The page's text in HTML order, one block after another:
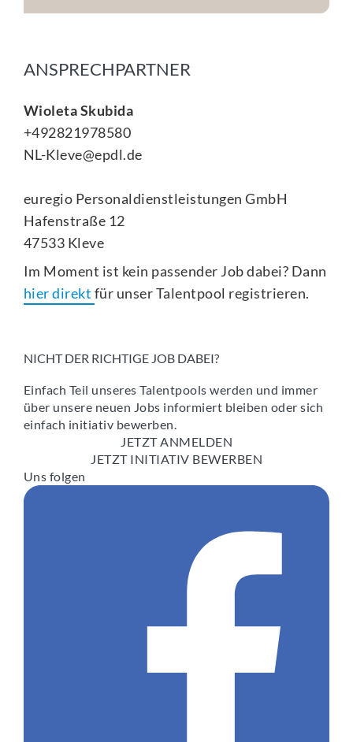
ANSPRECHPARTNER
Wioleta Skubida
+492821978580
NL-Kleve@epdl.de
euregio Personaldienstleistungen GmbH
Hafenstraße 12
47533 Kleve
Im Moment ist kein passender Job dabei? Dann
hier direkt für unser Talentpool registrieren.
NICHT DER RICHTIGE JOB DABEI?
Einfach Teil unseres Talentpools werden und immer
über unsere neuen Jobs informiert bleiben oder sich
einfach initiativ bewerben.
JETZT ANMELDEN
JETZT INITIATIV BEWERBEN
Uns folgen